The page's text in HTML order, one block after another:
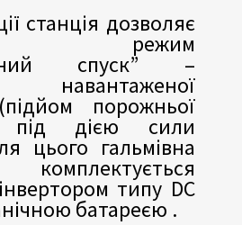
станція дозволяє
режим
спуск” –
навантаженої
порожньої
під дією сили
цього гальмівна
типу DC
батареєю .